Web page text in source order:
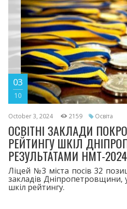
03
10
October 3, 2024 2159 Освіта
ОСВІТНІ ЗАКЛАДИ
РЕЙТИНГУ ШКІЛ
РЕЗУЛЬТАТАМИ НМТ-2024
Ліцей №3 міста посів 32
закладів
шкіл рейтингу.